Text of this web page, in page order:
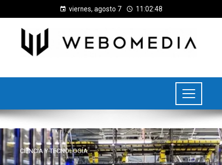
viernes, agosto 7 11:02:48
CIENCIA Y TECNOLOGÍA